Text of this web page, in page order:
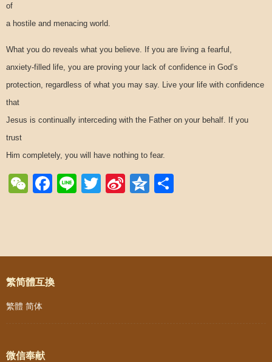
of
a hostile and menacing world.
What you do reveals what you believe. If you are living a fearful,
anxiety-filled life, you are proving your lack of confidence in God’s
protection, regardless of what you may say. Live your life with confidence
that
Jesus is continually interceding with the Father on your behalf. If you
trust
Him completely, you will have nothing to fear.
WeChat
Facebook
LineTwitter
SinaQzone
Post navigation
繁简體互換
繁體 简体
微信奉献